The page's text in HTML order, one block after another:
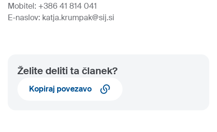
Mobitel: +386 41 814 041
E-naslov: katja.krumpak@sij.si
Želite deliti ta članek?
Kopiraj povezavo